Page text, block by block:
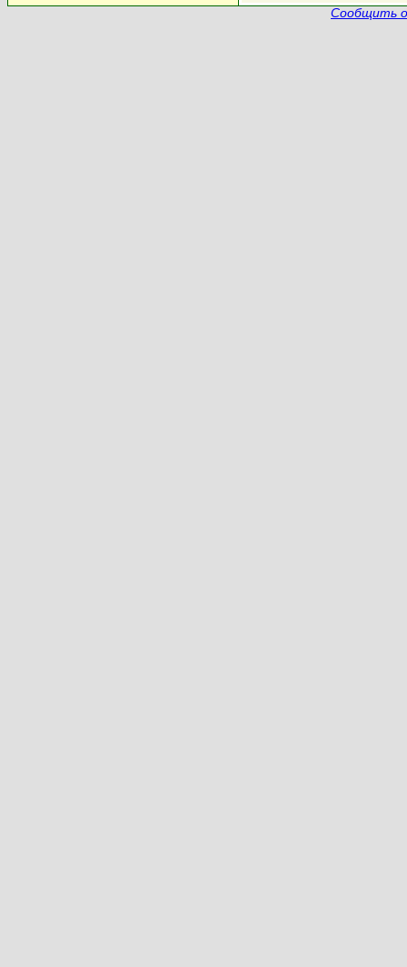
Сообщить о